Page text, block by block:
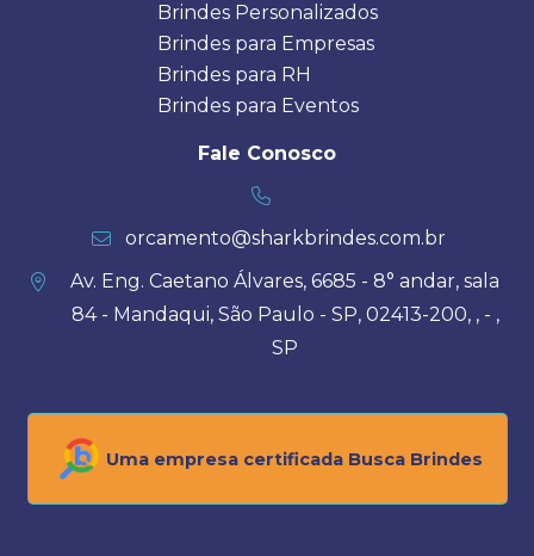
Brindes Personalizados
Brindes para Empresas
Brindes para RH
Brindes para Eventos
Fale Conosco
orcamento@sharkbrindes.com.br
Av. Eng. Caetano Álvares, 6685 - 8° andar, sala
84 - Mandaqui, São Paulo - SP, 02413-200, , - ,
SP
Uma empresa certificada Busca Brindes